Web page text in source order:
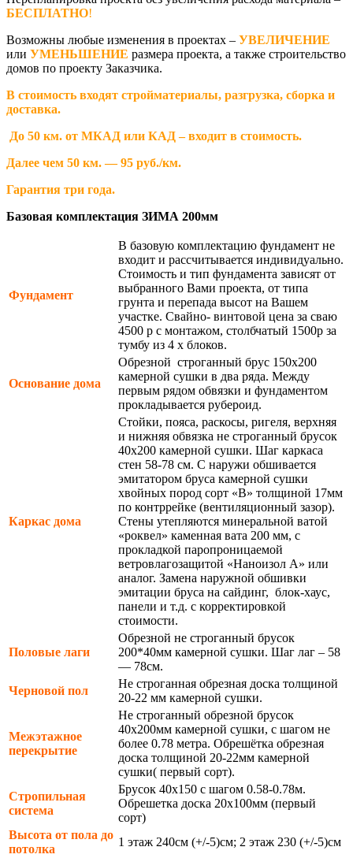
БЕСПЛАТНО!
Возможны любые изменения в проектах – УВЕЛИЧЕНИЕ
или УМЕНЬШЕНИЕ размера проекта, а также строительство
домов по проекту Заказчика.
В стоимость входят стройматериалы, разгрузка, сборка и
доставка.
До 50 км. от МКАД или КАД – входит в стоимость.
Далее чем 50 км. — 95 руб./км.
Гарантия три года.
Базовая комплектация ЗИМА 200мм
Фундамент
В базовую комплектацию фундамент не
входит и рассчитывается индивидуально.
Стоимость и тип фундамента зависят от
выбранного Вами проекта, от типа
грунта и перепада высот на Вашем
участке. Свайно- винтовой цена за сваю
4500 р с монтажом, столбчатый 1500р за
тумбу из 4 х блоков.
Основание дома
Обрезной строганный брус 150х200
камерной сушки в два ряда. Между
первым рядом обвязки и фундаментом
прокладывается рубероид.
Каркас дома
Стойки, пояса, раскосы, ригеля, верхняя
и нижняя обвязка не строганный брусок
40х200 камерной сушки. Шаг каркаса
стен 58-78 см. С наружи обшивается
эмитатором бруса камерной сушки
хвойных пород сорт «В» толщиной 17мм
по контррейке (вентиляционный зазор).
Стены утепляются минеральной ватой
«роквел» каменная вата 200 мм, с
прокладкой паропроницаемой
ветровлагозащитой «Наноизол А» или
аналог. Замена наружной обшивки
эмитации бруса на сайдинг, блок-хаус,
панели и т.д. с корректировкой
стоимости.
Половые лаги
Обрезной не строганный брусок
200*40мм камерной сушки. Шаг лаг – 58
— 78см.
Черновой пол
Не строганная обрезная доска толщиной
20-22 мм камерной сушки.
Межэтажное
перекрытие
Не строганный обрезной брусок
40х200мм камерной сушки, с шагом не
более 0.78 метра. Обрешётка обрезная
доска толщиной 20-22мм камерной
сушки( первый сорт).
Стропильная
система
Брусок 40х150 с шагом 0.58-0.78м.
Обрешетка доска 20х100мм (первый
сорт)
Высота от пола до
потолка
1 этаж 240см (+/-5)см; 2 этаж 230 (+/-5)см